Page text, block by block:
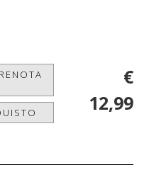
€
12,99